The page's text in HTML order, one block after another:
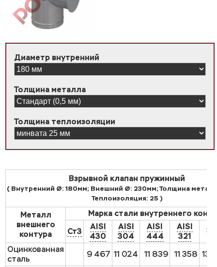
Диаметр внутренний
Толщина металла
Толщина теплоизоляции
Взрывной клапан пружинный
( Внутренний Ø: 180мм; Внешний Ø: 230мм; Толщина
Теплоизоляция: 25 )
Металл
внешнего
контура
Марка стали внутреннего
Ст3
AISI
430
AISI
304
AISI
444
AISI
321
Оцинкованная
сталь
9 467 11 024 11 839 11 358 13